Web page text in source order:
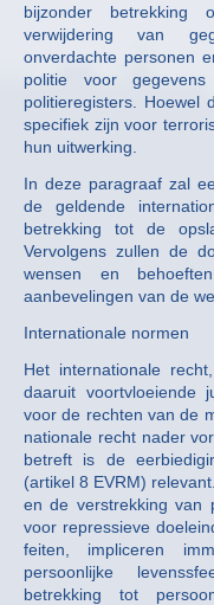
bijzonder
verwijdering van
onverdachte personen
politie voor
politieregisters. Hoewel
specifiek zijn voor
hun uitwerking.
In deze paragraaf zal
de geldende
betrekking tot de
Vervolgens zullen de
wensen en
aanbevelingen van de
Internationale normen
Het internationale
daaruit voortvloeiende
voor de rechten van de
nationale recht nader
betreft is de
(artikel 8 EVRM)
en de verstrekking van
voor repressieve
feiten, impliceren
persoonlijke
betrekking tot